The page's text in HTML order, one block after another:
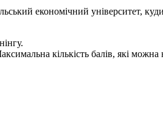
економічний університет,
кількість балів, які